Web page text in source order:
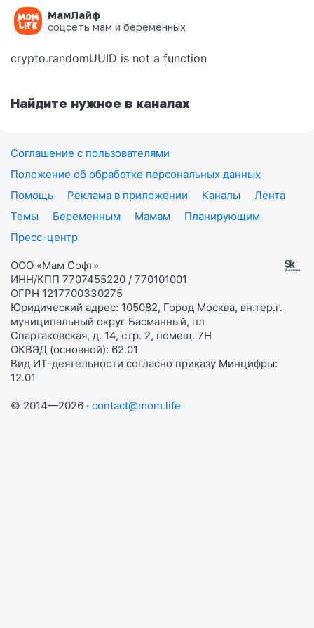
МамЛайф
соцсеть мам и беременных
Ошибка на странице
crypto.randomUUID is not a function
Найдите нужное в каналах
Соглашение с пользователями
Положение об обработке персональных данных
Помощь
Реклама в приложении Каналы
Лента
Темы
Беременным Мамам
Планирующим
Пресс-центр
ООО «Мам Софт»
ИНН/КПП 7707455220 / 770101001
ОГРН 1217700330275
Юридический адрес: 105082, Город Москва, вн.тер.г.
муниципальный округ Басманный, пл
Спартаковская, д. 14, стр. 2, помещ. 7Н
ОКВЭД (основной): 62.01
Вид ИТ-деятельности согласно приказу Минцифры:
12.01
© 2014—2026 · contact@mom.life